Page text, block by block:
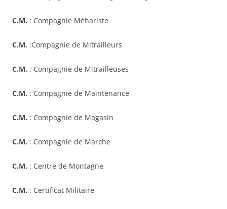
C.M. : Compagnie Méhariste
C.M. :Compagnie de Mitrailleurs
C.M. : Compagnie de Mitrailleuses
C.M. : Compagnie de Maintenance
C.M. : Compagnie de Magasin
C.M. : Compagnie de Marche
C.M. : Centre de Montagne
C.M. : Certificat Militaire